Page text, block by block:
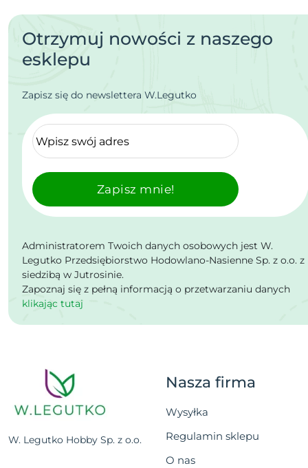
Otrzymuj nowości z naszego
esklepu
Zapisz się do newslettera W.Legutko
Zapisz mnie!
Administratorem Twoich danych osobowych jest W.
Legutko Przedsiębiorstwo Hodowlano-Nasienne Sp. z o.o. z
siedzibą w Jutrosinie.
Zapoznaj się z pełną informacją o przetwarzaniu danych
klikając tutaj
W. Legutko Hobby Sp. z o.o.
Nasza firma
Wysyłka
Regulamin sklepu
O nas